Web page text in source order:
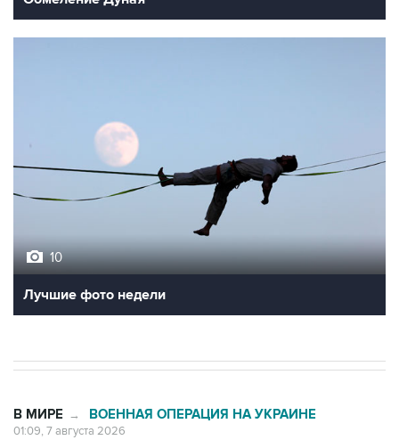
10
Лучшие фото недели
В МИРЕ → ВОЕННАЯ ОПЕРАЦИЯ НА УКРАИНЕ
01:09, 7 августа 2026